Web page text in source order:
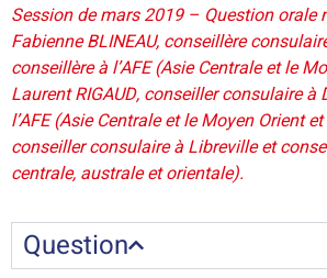
Session de mars 2019 – Question orale
Fabienne BLINEAU, conseillère
conseillère à l’AFE (Asie Centrale et le
Laurent RIGAUD, conseiller consulaire à
l’AFE (Asie Centrale et le Moyen Orient
conseiller consulaire à Libreville et
centrale, australe et orientale).
Question